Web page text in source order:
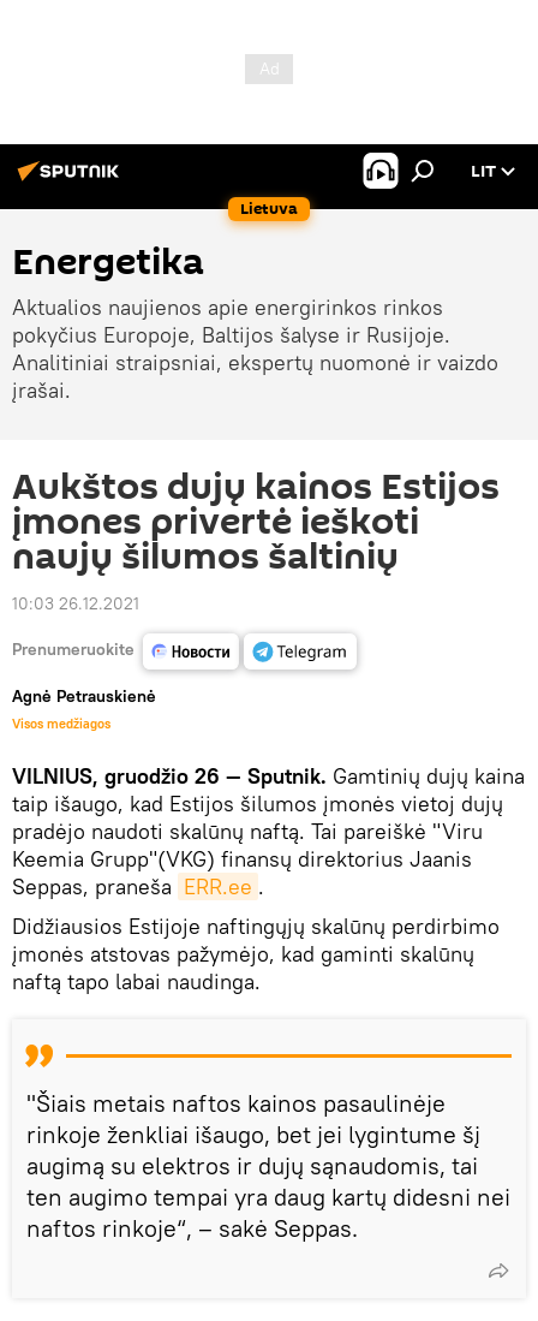
Lietuva
LIT
Energetika
Aktualios naujienos apie energirinkos rinkos
pokyčius Europoje, Baltijos šalyse ir Rusijoje.
Analitiniai straipsniai, ekspertų nuomonė ir vaizdo
įrašai.
Aukštos dujų kainos Estijos
įmones privertė ieškoti
naujų šilumos šaltinių
10:03 26.12.2021
Prenumeruokite
Agnė Petrauskienė
Visos medžiagos
VILNIUS, gruodžio 26 — Sputnik. Gamtinių dujų kaina
taip išaugo, kad Estijos šilumos įmonės vietoj dujų
pradėjo naudoti skalūnų naftą. Tai pareiškė "Viru
Keemia Grupp"(VKG) finansų direktorius Jaanis
Seppas, praneša ERR.ee .
Didžiausios Estijoje naftingųjų skalūnų perdirbimo
įmonės atstovas pažymėjo, kad gaminti skalūnų
naftą tapo labai naudinga.
"Šiais metais naftos kainos pasaulinėje
rinkoje ženkliai išaugo, bet jei lygintume šį
augimą su elektros ir dujų sąnaudomis, tai
ten augimo tempai yra daug kartų didesni nei
naftos rinkoje“, – sakė Seppas.